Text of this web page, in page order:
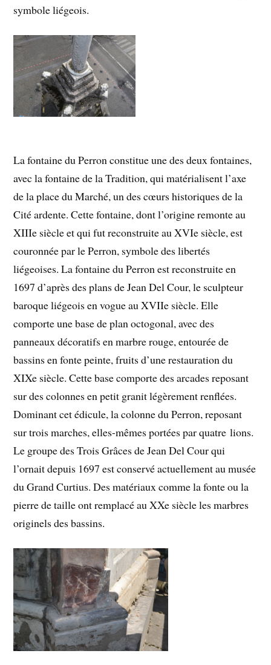
symbole liégeois.
La fontaine du Perron constitue une des deux fontaines,
avec la fontaine de la Tradition, qui matérialisent l’axe
de la place du Marché, un des cœurs historiques de la
Cité ardente. Cette fontaine, dont l’origine remonte au
XIIIe siècle et qui fut reconstruite au XVIe siècle, est
couronnée par le Perron, symbole des libertés
liégeoises. La fontaine du Perron est reconstruite en
1697 d’après des plans de Jean Del Cour, le sculpteur
baroque liégeois en vogue au XVIIe siècle. Elle
comporte une base de plan octogonal, avec des
panneaux décoratifs en marbre rouge, entourée de
bassins en fonte peinte, fruits d’une restauration du
XIXe siècle. Cette base comporte des arcades reposant
sur des colonnes en petit granit légèrement renflées.
Dominant cet édicule, la colonne du Perron, reposant
sur trois marches, elles-mêmes portées par quatre lions.
Le groupe des Trois Grâces de Jean Del Cour qui
l’ornait depuis 1697 est conservé actuellement au musée
du Grand Curtius. Des matériaux comme la fonte ou la
pierre de taille ont remplacé au XXe siècle les marbres
originels des bassins.